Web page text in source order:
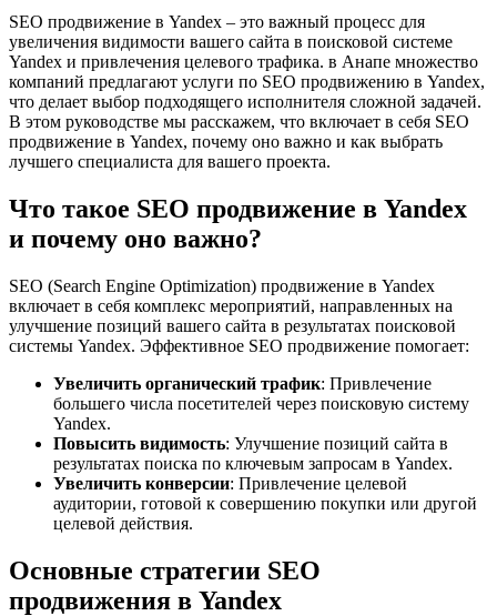
SEO продвижение в Yandex – это важный процесс для
увеличения видимости вашего сайта в поисковой системе
Yandex и привлечения целевого трафика. в Анапе множество
компаний предлагают услуги по SEO продвижению в Yandex,
что делает выбор подходящего исполнителя сложной задачей.
В этом руководстве мы расскажем, что включает в себя SEO
продвижение в Yandex, почему оно важно и как выбрать
лучшего специалиста для вашего проекта.
Что такое SEO продвижение в Yandex
и почему оно важно?
SEO (Search Engine Optimization) продвижение в Yandex
включает в себя комплекс мероприятий, направленных на
улучшение позиций вашего сайта в результатах поисковой
системы Yandex. Эффективное SEO продвижение помогает:
Увеличить органический трафик: Привлечение
большего числа посетителей через поисковую систему
Yandex.
Повысить видимость: Улучшение позиций сайта в
результатах поиска по ключевым запросам в Yandex.
Увеличить конверсии: Привлечение целевой
аудитории, готовой к совершению покупки или другой
целевой действия.
Основные стратегии SEO
продвижения в Yandex